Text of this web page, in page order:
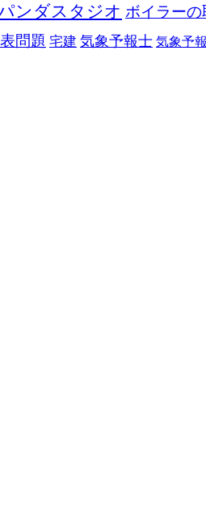
ンダスタジオ ボイラーの
問題 宅建 気象予報士 気象予